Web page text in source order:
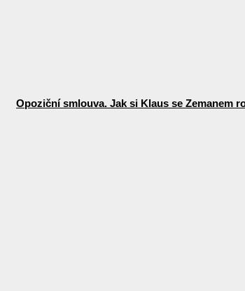
Opoziční smlouva. Jak si Klaus se Zemanem